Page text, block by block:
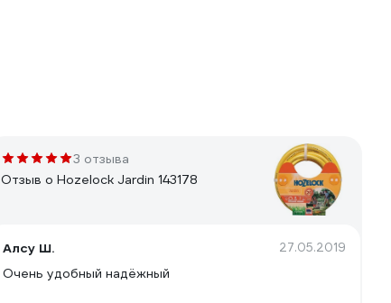
3 отзыва
Отзыв о Hozelock Jardin 143178
Алсу Ш. 27.05.2019
Очень удобный надёжный